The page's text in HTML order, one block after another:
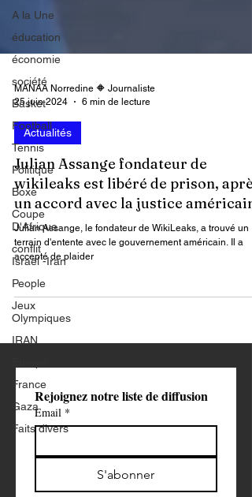
A la Une
éducation
économie
société
Basket
Football
Tennis
Politique
Boxe
Coupe
D'Afrique
conflit
Israël -Iran
People
Jeux
Olympiques
IRAN
France
Gaza
Faits divers
25 juin 2024
Actualités
Julian Assange fondateur de
wikileaks est libéré de prison, après
un accord avec la justice
Julian Assange, le fondateur de WikiLeaks, a trouvé un
accepté de plaider
Rejoignez notre liste de diffusion